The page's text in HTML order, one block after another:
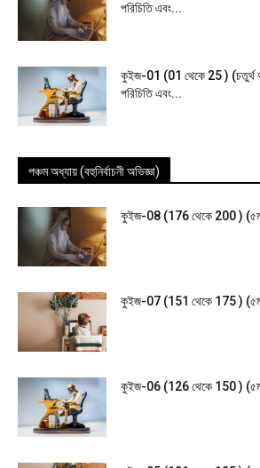
পরিচিতি এবং...
কুইজ-01 (01 থেকে 25 ) (চতুর্থ
পরিচিতি এবং...
পঞ্চম অধ্যায় (বহুনির্বাচনী অভিজ্ঞা)
কুইজ-08 (176 থেকে 200 ) (৫ম
কুইজ-07 (151 থেকে 175 ) (৫ম
কুইজ-06 (126 থেকে 150 ) (৫ম